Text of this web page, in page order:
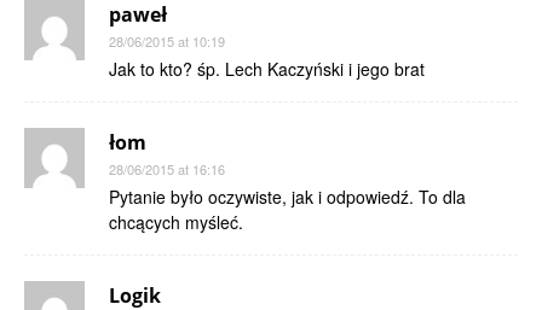
paweł
28/06/2015 at 10:19
Jak to kto? śp. Lech Kaczyński i jego brat
łom
28/06/2015 at 16:16
Pytanie było oczywiste, jak i odpowiedź. To dla
chcących myśleć.
Logik